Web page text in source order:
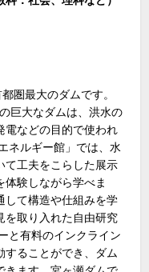
圏最大のダムです。
巨大なダムは、洪水の
電などの目的で使われ
ネルギー館」では、水
て工夫をこらした展示
験しながら学べま
して構造や仕組みを学
を取り入れた自由研究
と有料のインクライン
することができ、ダム